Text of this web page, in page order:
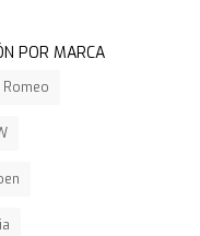
POR MARCA